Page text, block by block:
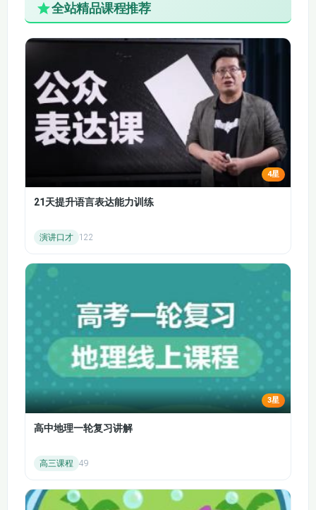
29·lesson28-
30·lesson29
32·lesson31
33·lesson32 34·lesson33
35·lesson34 36·lesson35
38·lesson37
39·lesson38
汇，帮助学员构建扎实的词汇基础。课程内容紧扣大
纲，注重实用性和针对性，适合希望在短期内快速提
升词汇量和阅读理解能力的考生。
课程大纲
课程共分为41个单元，从导学课开始，逐步深入
讲解各类高频词汇。每个单元包含词汇讲解、例句分
析、近义词辨析、词根词缀扩展等内容，帮助学生全
面理解单词的用法和语境。
Lesson1-lesson40：覆盖考研英语核心词汇，包括动词、名
Lesson9-scare、Lesson10-previous
Lesson25-fantasy、Lesson26-cognitive
：聚焦学术类词汇，
通过本课程的学习，学员将能够准确识别并运用
考研英语中的高频词汇，提升阅读速度和理解力，增
强写作表达能力。同时，课程还提供词汇记忆技巧和
备考策略，帮助学员高效备考。
全站精品课程推荐
4星
21天提升语言表达能力训练
演讲口才 122
3星
高中地理一轮复习讲解
高三课程 49